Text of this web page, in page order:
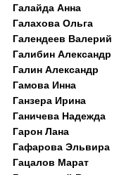
Галайда Анна
Галахова Ольга
Галендеев Валерий
Галибин Александр
Галин Александр
Гамова Инна
Ганзера Ирина
Ганичева Надежда
Гарон Лана
Гафарова Эльвира
Гацалов Марат